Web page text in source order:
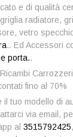
e di qualità
radiatore,
vetro
.. Ed Accessori
porta..
fino al 70%
tuo modello di
via email,
al 3515792425